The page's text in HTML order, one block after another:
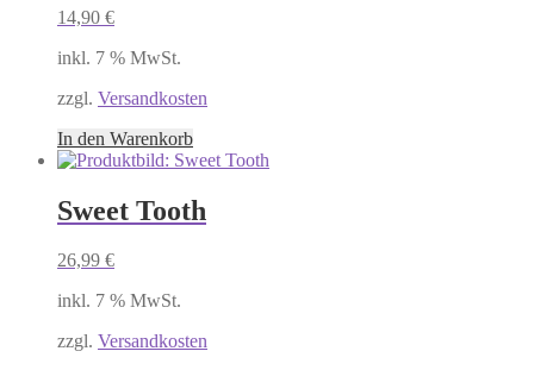
14,90 €
inkl. 7 % MwSt.
zzgl. Versandkosten
In den Warenkorb
Sweet Tooth
26,99 €
inkl. 7 % MwSt.
zzgl. Versandkosten